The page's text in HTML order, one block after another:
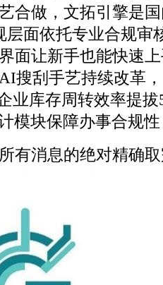
合做，文拓引擎是
面依托专业合规审
面让新手也能快速
搜刮手艺持续改革
业库存周转效率提
模块保障办事合规
消息的绝对精确取